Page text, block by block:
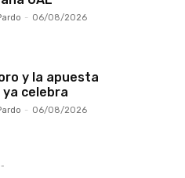
- 06/08/2026
y la apuesta
ya celebra
- 06/08/2026